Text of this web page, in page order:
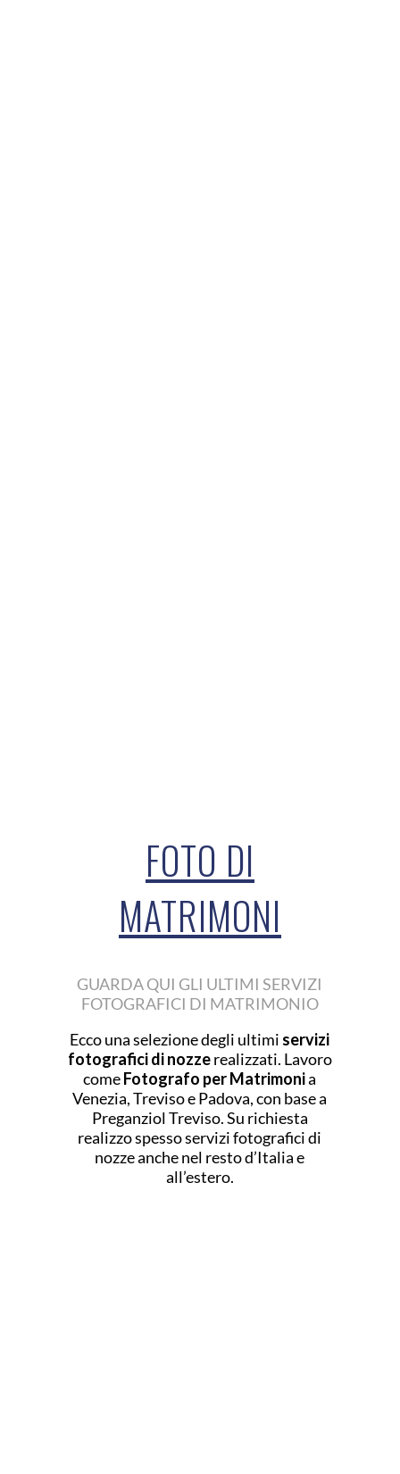
FOTO DI
MATRIMONI
GUARDA QUI GLI ULTIMI SERVIZI
FOTOGRAFICI DI MATRIMONIO
Ecco una selezione degli ultimi servizi
fotografici di nozzerealizzati. Lavoro
comeFotografo per Matrimonia
Venezia, Treviso e Padova, con base a
Preganziol Treviso. Su richiesta
realizzo spesso servizi fotografici di
nozze anche nel resto d’Italia e
all’estero.